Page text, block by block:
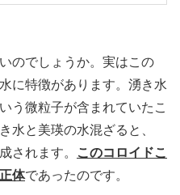
のでしょうか。実はこの
に特徴があります。湧き水
う微粒子が含まれていたこ
水と美瑛の水混ざると、
されます。
このコロイドこ
体であったのです。